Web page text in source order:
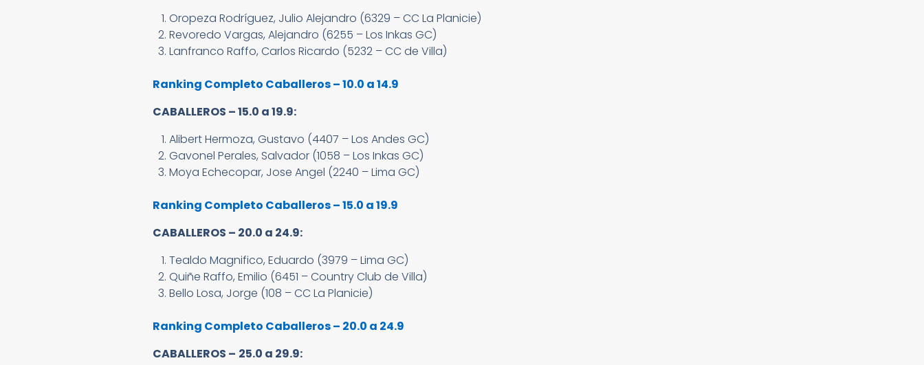
Oropeza Rodríguez, Julio Alejandro (6329 – CC La Planicie)
Revoredo Vargas, Alejandro (6255 – Los Inkas GC)
Lanfranco Raffo, Carlos Ricardo (5232 – CC de Villa)
Ranking Completo Caballeros – 10.0 a 14.9
CABALLEROS – 15.0 a 19.9:
Alibert Hermoza, Gustavo (4407 – Los Andes GC)
Gavonel Perales, Salvador (1058 – Los Inkas GC)
Moya Echecopar, Jose Angel (2240 – Lima GC)
Ranking Completo Caballeros – 15.0 a 19.9
CABALLEROS – 20.0 a 24.9:
Tealdo Magnifico, Eduardo (3979 – Lima GC)
Quiñe Raffo, Emilio (6451 – Country Club de Villa)
Bello Losa, Jorge (108 – CC La Planicie)
Ranking Completo Caballeros – 20.0 a 24.9
CABALLEROS – 25.0 a 29.9: